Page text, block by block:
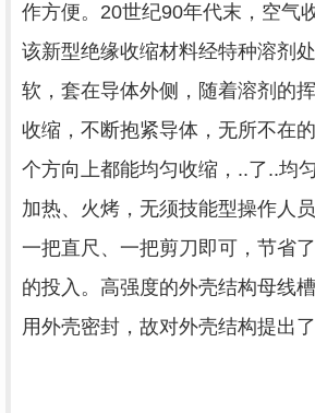
作方便。20世纪90年代末，空气
该新型绝缘收缩材料经特种溶剂
软，套在导体外侧，随着溶剂的
收缩，不断抱紧导体，无所不在
个方向上都能均匀收缩，..了..均
加热、火烤，无须技能型操作人
一把直尺、一把剪刀即可，节省
的投入。高强度的外壳结构母线
用外壳密封，故对外壳结构提出